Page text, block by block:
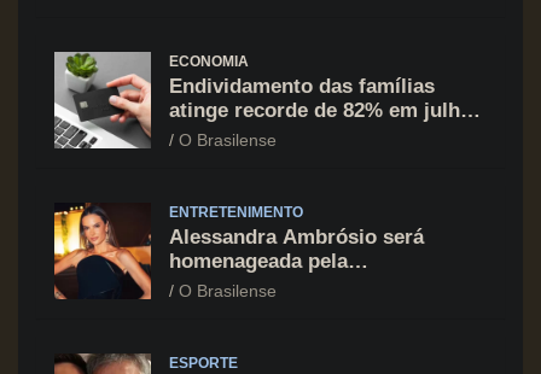
ECONOMIA
Endividamento das famílias
atinge recorde de 82% em julho;
cartão de crédito segue como
O Brasilense
ENTRETENIMENTO
Alessandra Ambrósio será
homenageada pela
BrazilFoundation no New York
O Brasilense
ESPORTE